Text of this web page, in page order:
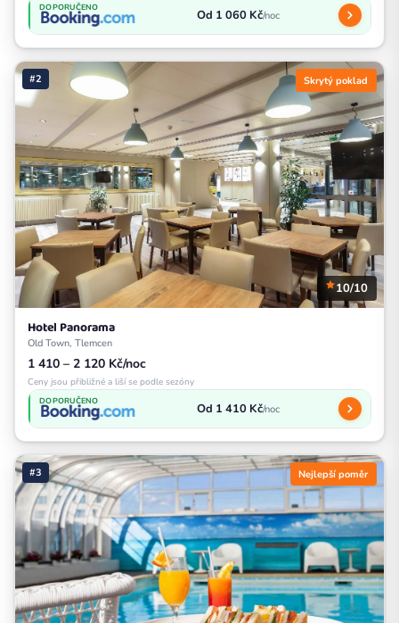
DOPORUČENO Od 1 060 Kč/noc
#2 Skrytý poklad
10/10
Hotel Panorama
Old Town, Tlemcen
1 410 – 2 120 Kč/noc
Ceny jsou přibližné a liší se podle sezóny
DOPORUČENO Od 1 410 Kč/noc
#3 Nejlepší poměr